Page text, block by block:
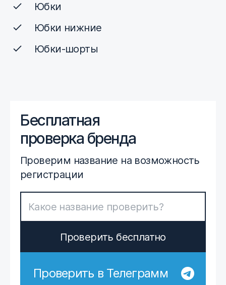
Юбки
Юбки нижние
Юбки-шорты
Бесплатная
проверка бренда
Проверим название на возможность
регистрации
Проверить бесплатно
Проверить в Телеграмм